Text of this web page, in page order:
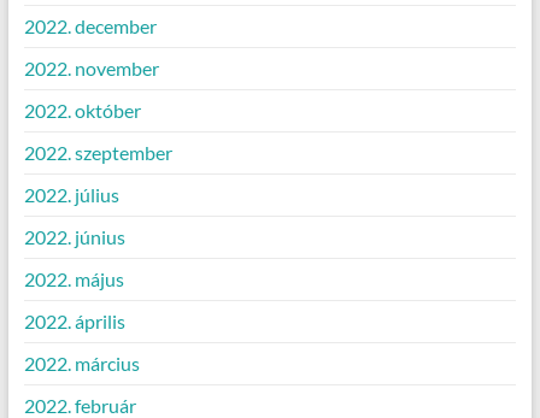
2022. december
2022. november
2022. október
2022. szeptember
2022. július
2022. június
2022. május
2022. április
2022. március
2022. február